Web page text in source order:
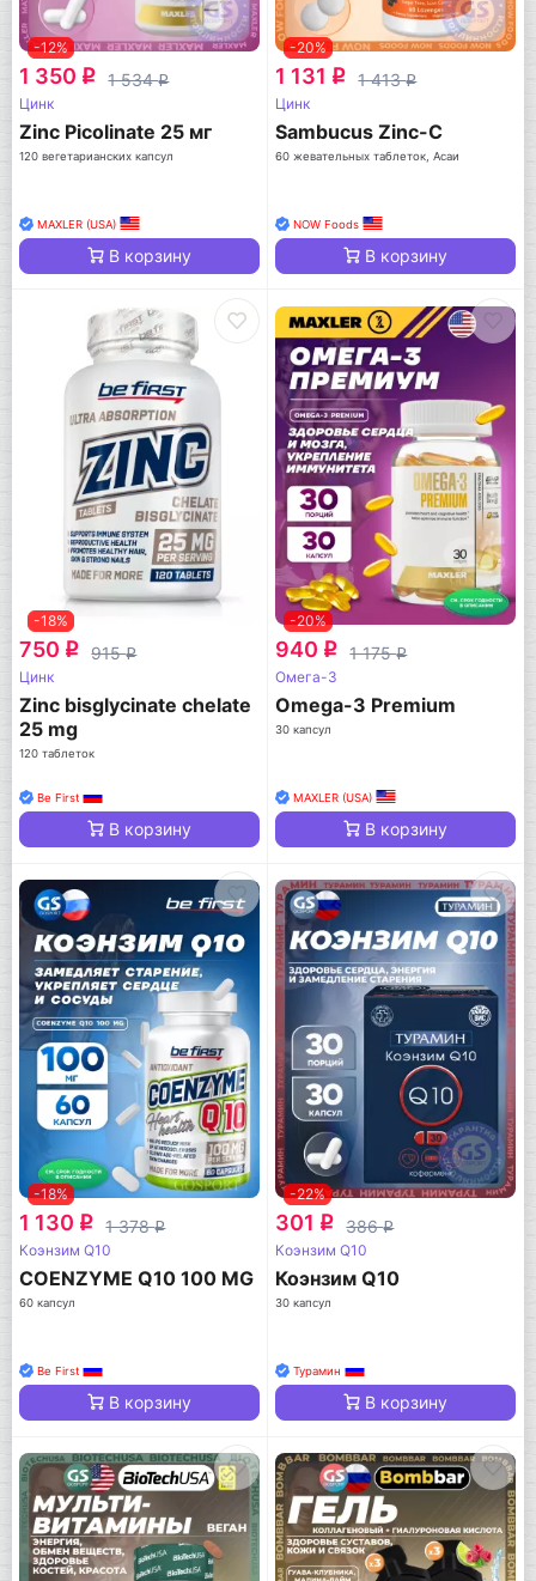
-12%
1 350 q 1 534q
Цинк
Zinc Picolinate 25 мг
120 вегетарианских капсул
MAXLER (USA)
В корзину
-20%
1 131 q 1 413q
Цинк
Sambucus Zinc-C
60 жевательных таблеток, Асаи
NOW Foods
В корзину
-18%
750 q 915q
Цинк
Zinc bisglycinate chelate
25 mg
120 таблеток
Be First
В корзину
-20%
940 q 1 175q
Омега-3
Omega-3 Premium
30 капсул
MAXLER (USA)
В корзину
-18%
1 130 q 1 378q
Коэнзим Q10
COENZYME Q10 100 MG
60 капсул
Be First
В корзину
-22%
301 q 386q
Коэнзим Q10
Коэнзим Q10
30 капсул
Турамин
В корзину